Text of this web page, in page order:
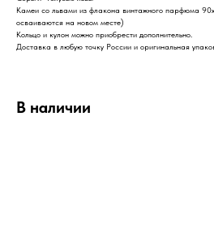
Камеи со львами из флакона винтажного парфюма
осваиваются на новом месте)
Кольцо и кулон можно приобрести дополнительно.
Доставка в любую точку России и оригинальная
В наличии